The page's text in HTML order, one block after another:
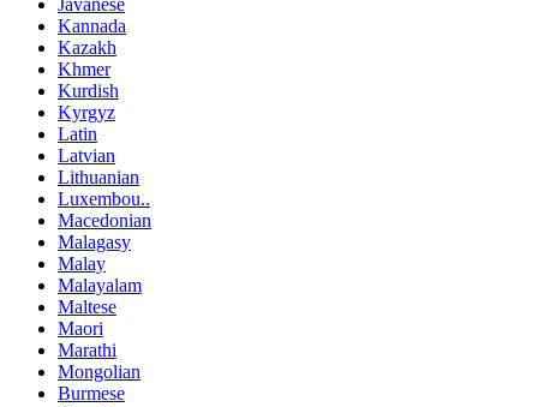
Javanese
Kannada
Kazakh
Khmer
Kurdish
Kyrgyz
Latin
Latvian
Lithuanian
Luxembou..
Macedonian
Malagasy
Malay
Malayalam
Maltese
Maori
Marathi
Mongolian
Burmese